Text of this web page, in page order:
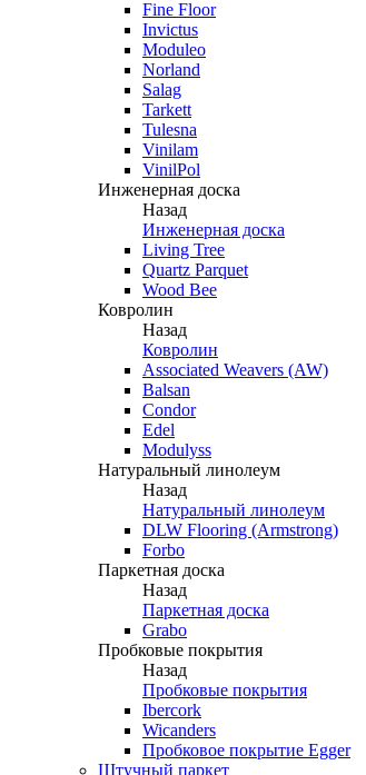
Fine Floor
Invictus
Moduleo
Norland
Salag
Tarkett
Tulesna
Vinilam
VinilPol
Инженерная доска
Назад
Инженерная доска
Living Tree
Quartz Parquet
Wood Bee
Ковролин
Назад
Ковролин
Associated Weavers (AW)
Balsan
Condor
Edel
Modulyss
Натуральный линолеум
Назад
Натуральный линолеум
DLW Flooring (Armstrong)
Forbo
Паркетная доска
Назад
Паркетная доска
Grabo
Пробковые покрытия
Назад
Пробковые покрытия
Ibercork
Wicanders
Пробковое покрытие Egger
Штучный паркет